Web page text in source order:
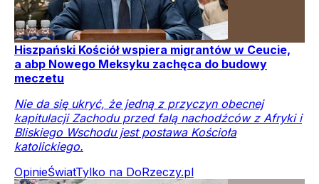
Hiszpański Kościół wspiera migrantów w Ceucie,
a abp Nowego Meksyku zachęca do budowy
meczetu
Nie da się ukryć, że jedną z przyczyn obecnej
kapitulacji Zachodu przed falą nachodźców z Afryki i
Bliskiego Wschodu jest postawa Kościoła
katolickiego.
OpinieŚwiatTylko na DoRzeczy.pl